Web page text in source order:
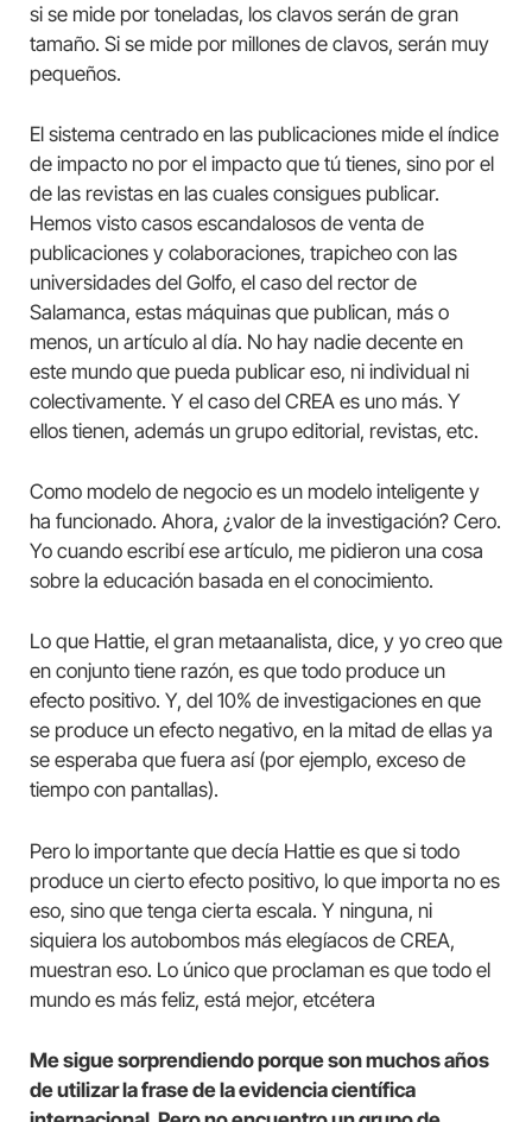
si se mide por toneladas, los clavos serán de gran
tamaño. Si se mide por millones de clavos, serán muy
pequeños.
El sistema centrado en las publicaciones mide el índice
de impacto no por el impacto que tú tienes, sino por el
de las revistas en las cuales consigues publicar.
Hemos visto casos escandalosos de venta de
publicaciones y colaboraciones, trapicheo con las
universidades del Golfo, el caso del rector de
Salamanca, estas máquinas que publican, más o
menos, un artículo al día. No hay nadie decente en
este mundo que pueda publicar eso, ni individual ni
colectivamente. Y el caso del CREA es uno más. Y
ellos tienen, además un grupo editorial, revistas, etc.
Como modelo de negocio es un modelo inteligente y
ha funcionado. Ahora, ¿valor de la investigación? Cero.
Yo cuando escribí ese artículo, me pidieron una cosa
sobre la educación basada en el conocimiento.
Lo que Hattie, el gran metaanalista, dice, y yo creo que
en conjunto tiene razón, es que todo produce un
efecto positivo. Y, del 10% de investigaciones en que
se produce un efecto negativo, en la mitad de ellas ya
se esperaba que fuera así (por ejemplo, exceso de
tiempo con pantallas).
Pero lo importante que decía Hattie es que si todo
produce un cierto efecto positivo, lo que importa no es
eso, sino que tenga cierta escala. Y ninguna, ni
siquiera los autobombos más elegíacos de CREA,
muestran eso. Lo único que proclaman es que todo el
mundo es más feliz, está mejor, etcétera
Me sigue sorprendiendo porque son muchos años
de utilizar la frase de la evidencia científica